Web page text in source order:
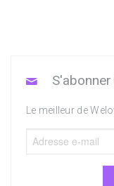
Le meilleur de